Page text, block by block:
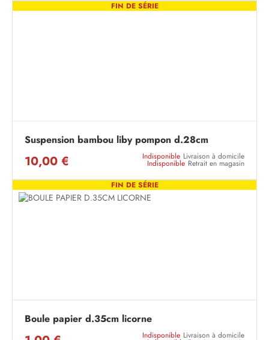
FIN DE SÉRIE
Suspension bambou liby pompon d.28cm
10,00 € Indisponible Livraison à domicile
Indisponible Retrait en magasin
FIN DE SÉRIE
Boule papier d.35cm licorne
Indisponible Livraison à domicile